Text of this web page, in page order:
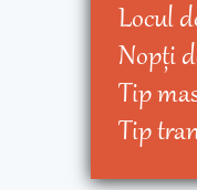
Locul
Nopţi
Tip
Tip